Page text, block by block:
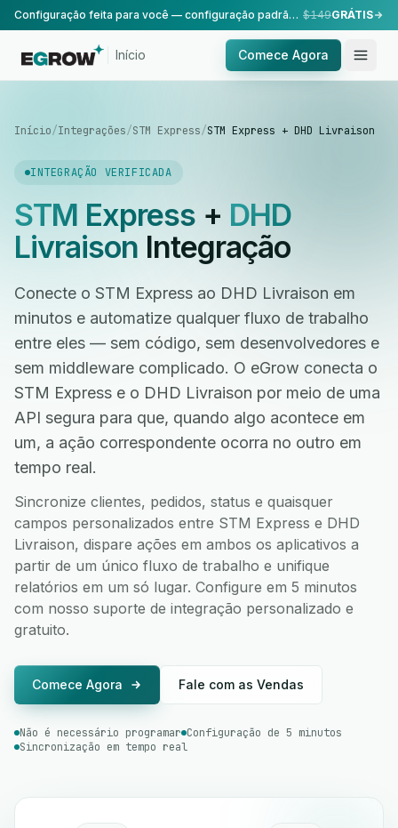
Configuração feita para você — configuração padrão, realizada pela nossa equipe. $149GRÁTIS
Início Comece Agora
Início/Integrações/STM Express/STM Express + DHD Livraison
INTEGRAÇÃO VERIFICADA
STM Express+ DHD
Livraison Integração
Conecte o STM Express ao DHD Livraison em
minutos e automatize qualquer fluxo de trabalho
entre eles — sem código, sem desenvolvedores e
sem middleware complicado. O eGrow conecta o
STM Express e o DHD Livraison por meio de uma
API segura para que, quando algo acontece em
um, a ação correspondente ocorra no outro em
tempo real.
Sincronize clientes, pedidos, status e quaisquer
campos personalizados entre STM Express e DHD
Livraison, dispare ações em ambos os aplicativos a
partir de um único fluxo de trabalho e unifique
relatórios em um só lugar. Configure em 5 minutos
com nosso suporte de integração personalizado e
gratuito.
Comece Agora Fale com as Vendas
Não é necessário programar Configuração de 5 minutos
Sincronização em tempo real